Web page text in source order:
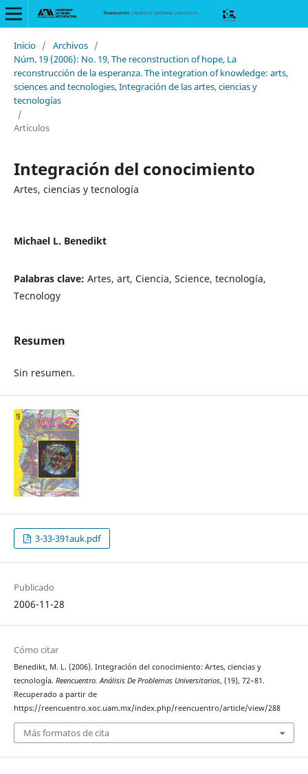
Inicio / Archivos /
Núm. 19 (2006): No. 19, The reconstruction of hope, La
reconstrucción de la esperanza. The integration of knowledge: arts,
sciences and tecnologies, Integración de las artes, ciencias y
tecnologías
/
Artículos
Integración del conocimiento
Artes, ciencias y tecnología
Michael L. Benedikt
Palabras clave: Artes, art, Ciencia, Science, tecnología,
Tecnology
Resumen
Sin resumen.
3-33-391auk.pdf
Publicado
2006-11-28
Cómo citar
Benedikt, M. L. (2006). Integración del conocimiento: Artes, ciencias y
tecnología. Reencuentro. Análisis De Problemas Universitarios, (19), 72–81.
Recuperado a partir de
https://reencuentro.xoc.uam.mx/index.php/reencuentro/article/view/288
Más formatos de cita